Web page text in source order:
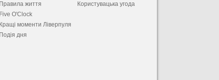
Правила життя
Five O'Clock
Кращі моменти Ліверпуля
Подія дня
Користувацька угода